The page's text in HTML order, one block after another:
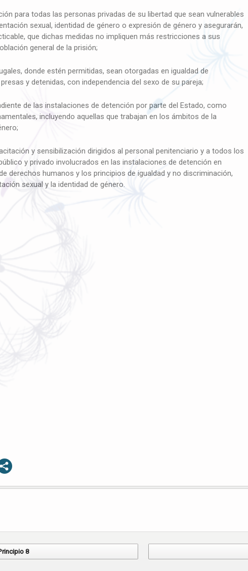
para todas las personas privadas de su libertad que sean vulnerables
sexual, identidad de género o expresión de género y asegurarán,
que dichas medidas no impliquen más restricciones a sus
general de la prisión;
donde estén permitidas, sean otorgadas en igualdad de
y detenidas, con independencia del sexo de su pareja;
de las instalaciones de detención por parte del Estado, como
incluyendo aquellas que trabajan en los ámbitos de la
y sensibilización dirigidos al personal penitenciario y a todos los
y privado involucrados en las instalaciones de detención en
derechos humanos y los principios de igualdad y no discriminación,
sexual y la identidad de género.
8